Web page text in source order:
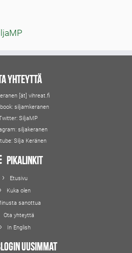
yhteyttä
[ät] vihreat.fi
siljamkeranen
SiljaMP
siljakeranen
Silja Keränen
Pikalinkit
Etusivu
Kuka olen
sanottua
Ota yhteyttä
In English
uusimmat